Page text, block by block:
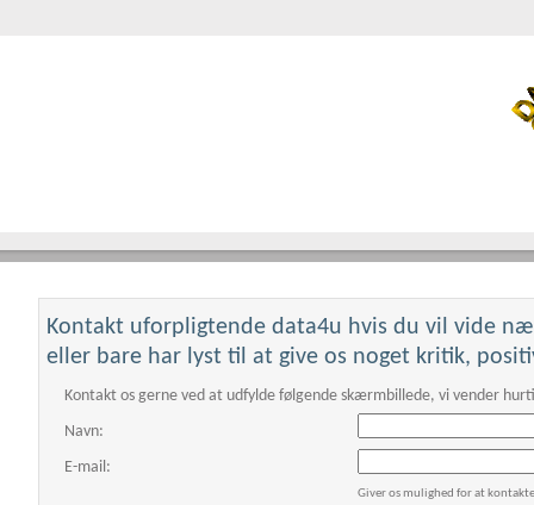
This page can't
Do you own this
Kontakt uforpligtende data4u hvis du vil vide
eller bare har lyst til at give os noget kritik,
Kontakt os gerne ved at udfylde følgende skærmbillede, vi vender
Navn:
E-mail:
Giver os mulighed for at